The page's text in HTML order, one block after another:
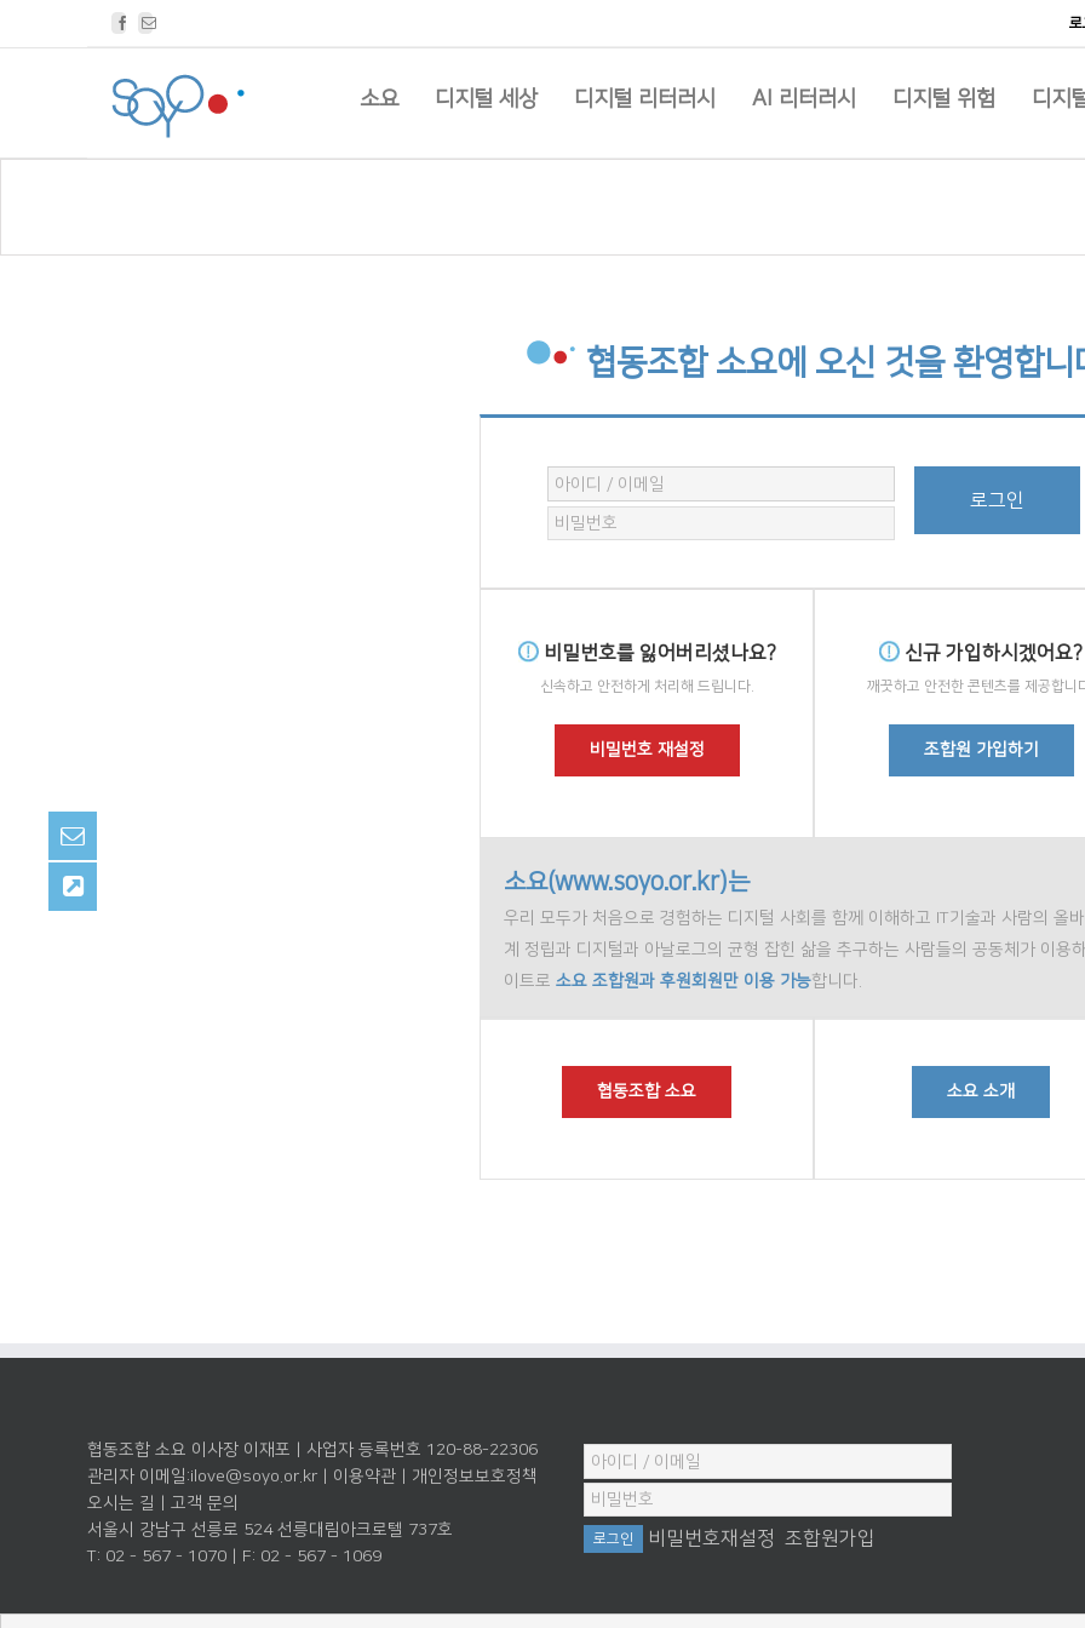
Facebook
로
소요 디지털 세상 디지털 리터러시 AI 리터러시 디지털 위험 디지
협동조합 소요에 오신 것을 환영합니
비밀번호를 잃어버리셨나요?
신속하고 안전하게 처리해 드립니다.
비밀번호 재설정
신규 가입하시겠어요?
깨끗하고 안전한 콘텐츠를 제공합니
조합원 가입하기
소요(www.soyo.or.kr)는
우리 모두가 처음으로 경험하는 디지털 사회를 함께 이해하고 IT기술과 사람의 올
계 정립과 디지털과 아날로그의 균형 잡힌 삶을 추구하는 사람들의 공동체가 이용
이트로 소요 조합원과 후원회원만 이용 가능합니다.
협동조합 소요 소요 소개
협동조합 소요 이사장 이재포 | 사업자 등록번호 120-88-22306
관리자 이메일:ilove@soyo.or.kr 이용약관
개인정보보호정책
오시는 길
고객 문의
서울시 강남구 선릉로 524 선릉대림아크로텔 737호
T: 02 - 567 - 1070 | F: 02 - 567 - 1069
비밀번호재설정 조합원가입